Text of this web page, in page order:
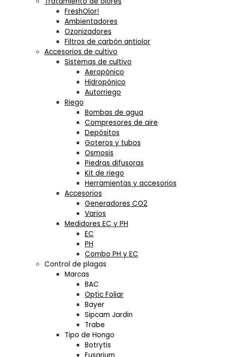
FreshOlor!
Ambientadores
Ozonizadores
Filtros de carbón antiolor
Accesorios de cultivo
Sistemas de cultivo
Aeropónico
Hidropónico
Autorriego
Riego
Bombas de agua
Compresores de aire
Depósitos
Goteros y tubos
Osmosis
Piedras difusoras
Kit de riego
Herramientas y accesorios
Accesorios
Generadores CO2
Varios
Medidores EC y PH
EC
PH
Combo PH y EC
Control de plagas
Marcas
BAC
Optic Foliar
Bayer
Sipcam Jardin
Trabe
Tipo de Hongo
Botrytis